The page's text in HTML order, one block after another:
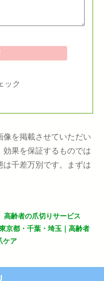
ック
を掲載させていただい
果を保証するものでは
千差万別です。まずは
高齢者の爪切りサービス
京都・千葉・埼玉｜高齢者
ケア